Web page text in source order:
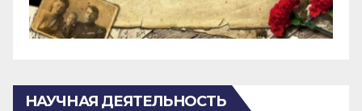
НАУЧНАЯ ДЕЯТЕЛЬНОСТЬ